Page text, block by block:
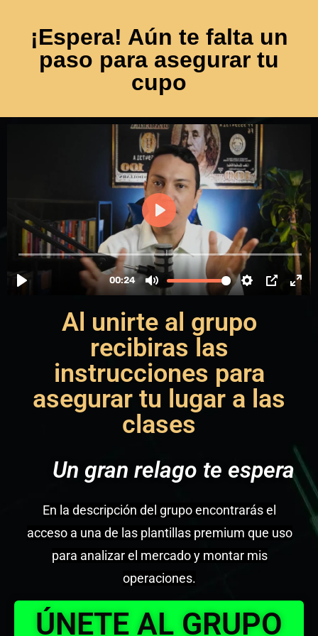
¡Espera! Aún te falta un
paso para asegurar tu
cupo
Al unirte al grupo
recibiras las
instrucciones para
asegurar tu lugar a las
clases
Un gran relago te espera
En la descripción del grupo encontrarás el
acceso a una de las plantillas premium que uso
para analizar el mercado y montar mis
operaciones.
ÚNETE AL GRUPO